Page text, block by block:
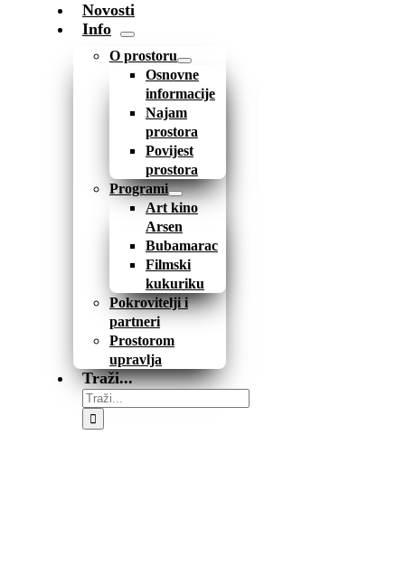
Novosti
Info
O prostoru
Osnovne
informacije
Najam
prostora
Povijest
prostora
Programi
Art kino
Arsen
Bubamarac
Filmski
kukuriku
Pokrovitelji i
partneri
Prostorom
upravlja
Traži...